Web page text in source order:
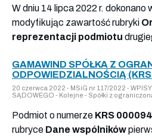
W dniu 14 lipca 2022 r. dokonano
modyfikując zawartość rubryki
reprezentacji podmiotu
GAMAWIND SPÓŁKA Z
ODPOWIEDZIALNOŚCIĄ
20 czerwca 2022 - MSiG nr 117/2022 -
SĄDOWEGO - Kolejne - Spółki z
Podmiot o numerze KRS
rubryce Dane wspólników